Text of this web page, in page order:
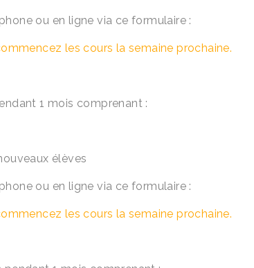
ou en ligne via ce formulaire :
les cours la semaine prochaine.
1 mois comprenant :
élèves
ou en ligne via ce formulaire :
les cours la semaine prochaine.